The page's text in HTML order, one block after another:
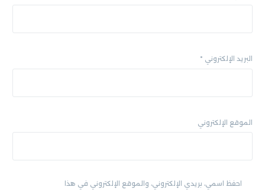
البريد الإلكتروني *
الموقع الإلكتروني
احفظ اسمي، بريدي الإلكتروني، والموقع الإلكتروني في هذا